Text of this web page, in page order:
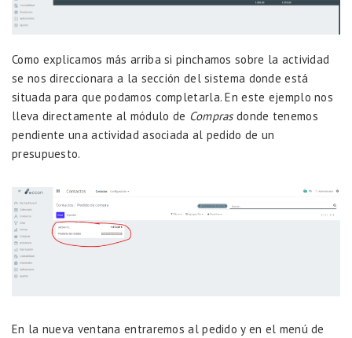
Como explicamos más arriba si pinchamos sobre la actividad
se nos direccionara a la sección del sistema donde está
situada para que podamos completarla. En este ejemplo nos
lleva directamente al módulo de Comprasdonde tenemos
pendiente una actividad asociada al pedido de un
presupuesto.
En la nueva ventana entraremos al pedido y en el menú de